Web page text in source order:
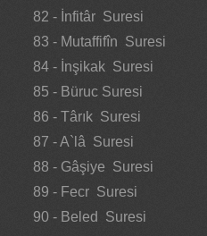
82 - İnfitâr Suresi
83 - Mutaffifîn Suresi
84 - İnşikak Suresi
85 - Büruc Suresi
86 - Târık Suresi
87 - A`lâ Suresi
88 - Gâşiye Suresi
89 - Fecr Suresi
90 - Beled Suresi